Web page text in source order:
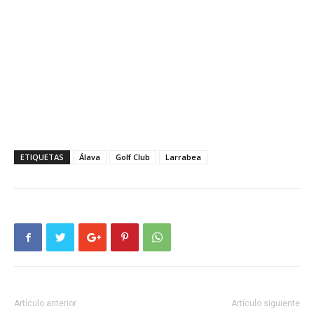
ETIQUETAS Álava Golf Club Larrabea
Artículo anterior Artículo siguiente